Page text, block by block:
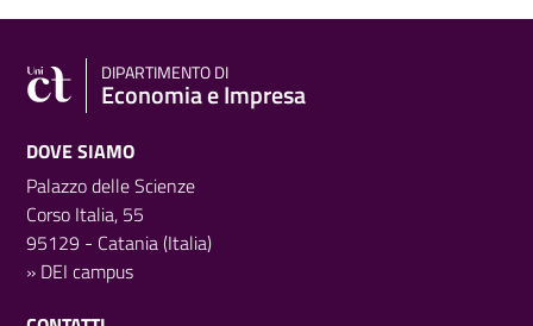
DIPARTIMENTO DI
Economia e Impresa
DOVE SIAMO
Palazzo delle Scienze
Corso Italia, 55
95129 - Catania (Italia)
» DEI campus